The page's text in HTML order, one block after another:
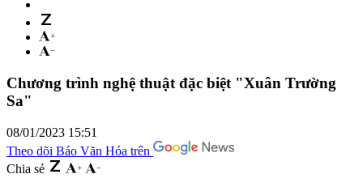
Chương trình nghệ thuật đặc biệt "Xuân Trường
Sa"
08/01/2023 15:51
Theo dõi Báo Văn Hóa trên
Chia sẻ